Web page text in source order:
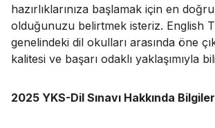
hazırlıklarınıza başlamak için en
olduğunuzu belirtmek isteriz. English
genelindeki dil okulları arasında öne
kalitesi ve başarı odaklı yaklaşımıyla
2025 YKS-Dil Sınavı Hakkında